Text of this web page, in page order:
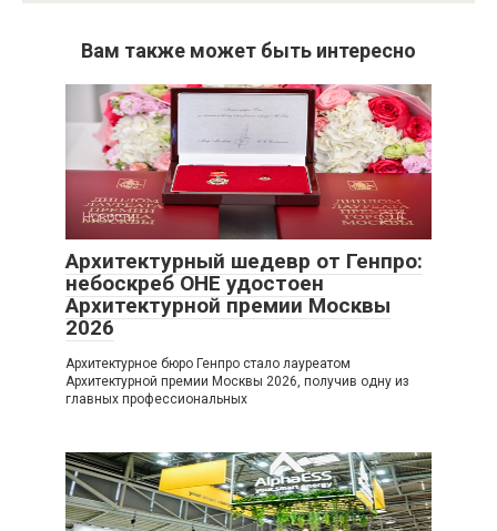
Вам также может быть интересно
Новости 0
Архитектурный шедевр от Генпро:
небоскреб ОНЕ удостоен
Архитектурной премии Москвы
2026
Архитектурное бюро Генпро стало лауреатом
Архитектурной премии Москвы 2026, получив одну из
главных профессиональных